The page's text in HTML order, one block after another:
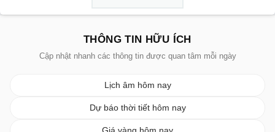
THÔNG TIN HỮU ÍCH
Cập nhật nhanh các thông tin được quan tâm mỗi ngày
Lịch âm hôm nay
Dự báo thời tiết hôm nay
Giá vàng hôm nay